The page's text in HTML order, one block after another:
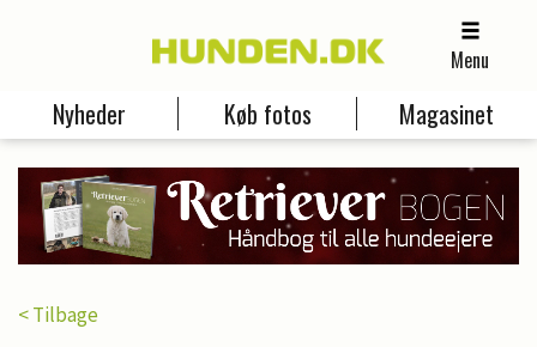
Menu
Nyheder Køb fotos Magasinet
< Tilbage